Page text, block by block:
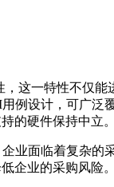
，这一特性不仅能
例设计， 可广泛
的硬件保持中立。
业面临着复杂的
企业的采购风险。